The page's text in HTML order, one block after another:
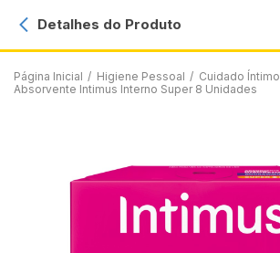
Página Inicial / Higiene Pessoal / Cuidado Íntimo
Absorvente Intimus Interno Super 8 Unidades
Detalhes do Produto